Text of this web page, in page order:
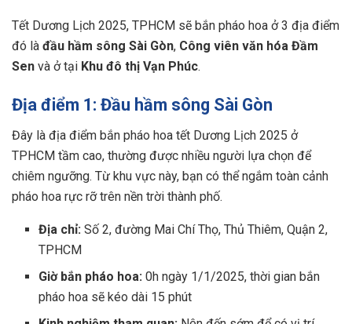
Tết Dương Lịch 2025, TPHCM sẽ bắn pháo hoa ở 3 địa điểm
đó là đầu hầm sông Sài Gòn, Công viên văn hóa Đầm
Sen và ở tại Khu đô thị Vạn Phúc.
Địa điểm 1: Đầu hầm sông Sài Gòn
Đây là địa điểm bắn pháo hoa tết Dương Lịch 2025 ở
TPHCM tầm cao, thường được nhiều người lựa chọn để
chiêm ngưỡng. Từ khu vực này, bạn có thể ngắm toàn cảnh
pháo hoa rực rỡ trên nền trời thành phố.
Địa chỉ:Số 2, đường Mai Chí Thọ, Thủ Thiêm, Quận 2,
TPHCM
Giờ bắn pháo hoa:0h ngày 1/1/2025, thời gian bắn
pháo hoa sẽ kéo dài 15 phút